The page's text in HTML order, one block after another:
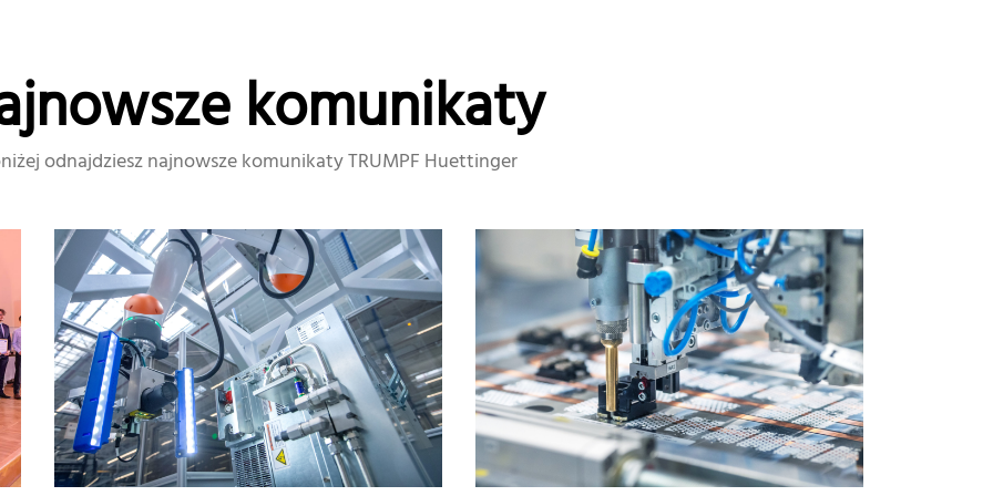
komunikaty
odnajdziesz najnowsze komunikaty TRUMPF Huettinger